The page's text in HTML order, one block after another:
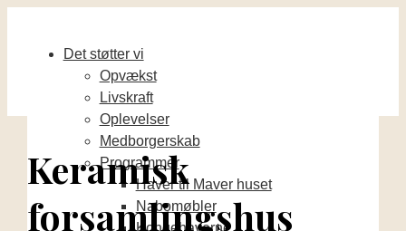
Det støtter vi
Opvækst
Livskraft
Oplevelser
Medborgerskab
Programmer
Haver til Maver huset
Nabomøbler
Kongehaverne
Keramisk
forsamlingshus